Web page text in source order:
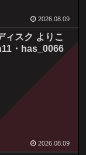
2026.08.09
ィスク よりこ
・has_0066
2026.08.09